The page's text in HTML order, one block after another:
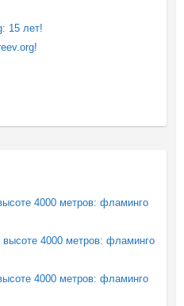
15 лет!
4000 метров: фламинго
высоте 4000 метров: фламинго
4000 метров: фламинго